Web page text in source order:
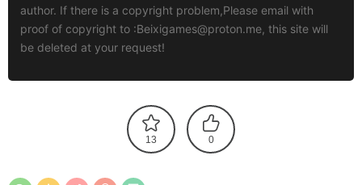
author. If there is a copyright problem,Please email with
proof of copyright to :Beixigames@proton.me, this site will
be deleted at your request!
13 0